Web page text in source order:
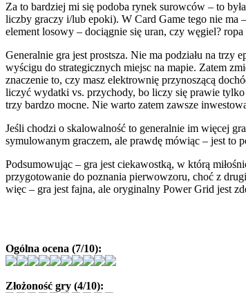
Za to bardziej mi się podoba rynek surowców – to
liczby graczy i/lub epoki). W Card Game tego nie ma
element losowy – dociągnie się uran, czy węgiel?
Generalnie gra jest prostsza. Nie ma podziału na
wyścigu do strategicznych miejsc na mapie. Zatem
znaczenie to, czy masz elektrownię przynoszącą
liczyć wydatki vs. przychody, bo liczy się prawie tylko
trzy bardzo mocne. Nie warto zatem zawsze
Jeśli chodzi o skalowalność to generalnie im więcej
symulowanym graczem, ale prawdę mówiąc – jest to
Podsumowując – gra jest ciekawostką, w którą
przygotowanie do poznania pierwowzoru, choć z
więc – gra jest fajna, ale oryginalny Power Grid jest
Ogólna ocena (7/10):
Złożoność gry (4/10):